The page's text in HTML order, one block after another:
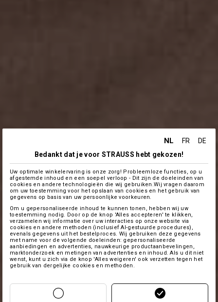
NL FR
DE
Bedankt dat je voor STRAUSS hebt gekozen!
Uw optimale winkelervaring is onze zorg! Probleemloze functies, op u
afgestemde inhoud en een soepel verloop - Dit zijn de doeleinden van
cookies en andere technologieën die wij gebruiken.Wij vragen daarom
om uw toestemming voor het opslaan van cookies en het gebruik van
gegevens op basis van uw persoonlijke voorkeuren.
Om u gepersonaliseerde inhoud te kunnen tonen, hebben wij uw
toestemming nodig. Door op de knop 'Alles accepteren' te klikken,
verzamelen wij informatie over uw interacties op onze website via
cookies en andere methoden (inclusief AI-gestuurde procedures),
evenals gegevens uit het bestelproces. Wij gebruiken deze gegevens
met name voor de volgende doeleinden: gepersonaliseerde
aanbiedingen en advertenties, nauwkeurige productaanbevelingen,
marktonderzoek en metingen van advertenties en inhoud. Als u dit niet
wenst, kunt u zich via de knop 'Alles weigeren' ook verzetten tegen het
gebruik van dergelijke cookies en methoden.